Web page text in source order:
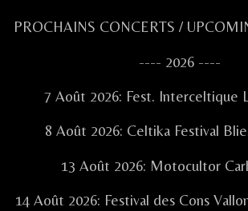
Primary
PROCHAINS CONCERTS /
---- 2026 ----
7 Août 2026: Fest. Interceltique
8 Août 2026: Celtika Festival
13 Août 2026: Motocultor
14 Août 2026: Festival des Cons